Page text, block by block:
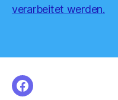
verarbeitet werden.
facebook